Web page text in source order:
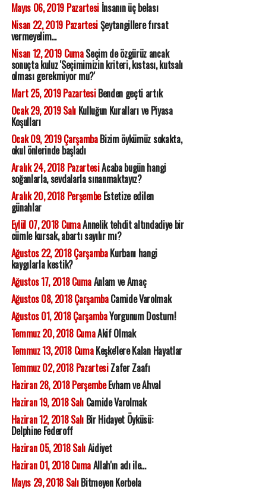
Mayıs 06, 2019 Pazartesiİnsanın üç belası
Nisan 22, 2019 PazartesiŞeytangillere fırsat
vermeyelim...
Nisan 12, 2019 CumaSeçim de özgürüz ancak
sonuçta kuluz 'Seçimimizin kriteri, kıstası, kutsalı
olması gerekmiyor mu?'
Mart 25, 2019 PazartesiBenden geçti artık
Ocak 29, 2019 SalıKulluğun Kuralları ve Piyasa
Koşulları
Ocak 09, 2019 ÇarşambaBizim öykümüz sokakta,
okul önlerinde başladı
Aralık 24, 2018 PazartesiAcaba bugün hangi
soğanlarla, sevdalarla sınanmaktayız?
Aralık 20, 2018 PerşembeEstetize edilen
günahlar
Eylül 07, 2018 CumaAnnelik tehdit altındadiye bir
cümle kursak, abartı sayılır mı?
Ağustos 22, 2018 ÇarşambaKurbanı hangi
kaygılarla kestik?
Ağustos 17, 2018 CumaAnlam ve Amaç
Ağustos 08, 2018 ÇarşambaCamide Varolmak
Ağustos 01, 2018 ÇarşambaYorgunum Dostum!
Temmuz 20, 2018 CumaAkif Olmak
Temmuz 13, 2018 CumaKeşke'lere Kalan Hayatlar
Temmuz 02, 2018 PazartesiZafer Zaafı
Haziran 28, 2018 PerşembeEvham ve Ahval
Haziran 19, 2018 SalıCamide Varolmak
Haziran 12, 2018 SalıBir Hidayet Öyküsü:
Delphine Federoff
Haziran 05, 2018 SalıAidiyet
Haziran 01, 2018 CumaAllah'ın adı ile...
Mayıs 29, 2018 SalıBitmeyen Kerbela